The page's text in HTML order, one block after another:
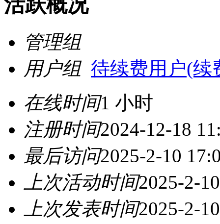
活跃概况
管理组
用户组 待续费用户(续
在线时间1 小时
注册时间2024-12-18
最后访问2025-2-10
上次活动时间2025-2-
上次发表时间2025-2-